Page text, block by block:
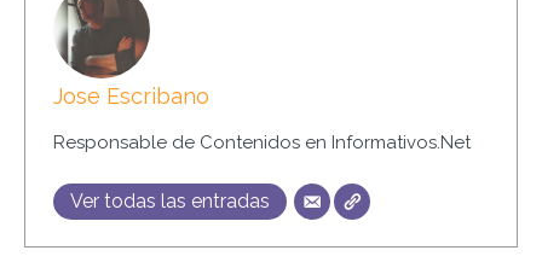
Jose Escribano
Responsable de Contenidos en Informativos.Net
Ver todas las entradas